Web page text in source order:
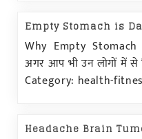
Empty Stomach is
Why Empty
अगर आप भी उन लोगों में से
Category: health-
Headache Brain